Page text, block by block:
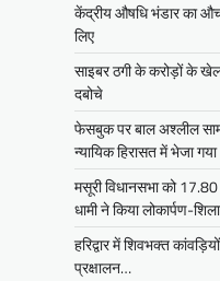
केंद्रीय औषधि भंडार का
लिए
साइबर ठगी के करोड़ों के
दबोचे
फेसबुक पर बाल अश्लील
न्यायिक हिरासत में भेजा गया
मसूरी विधानसभा को
धामी ने किया लोकार्पण-
हरिद्वार में शिवभक्त
प्रक्षालन…